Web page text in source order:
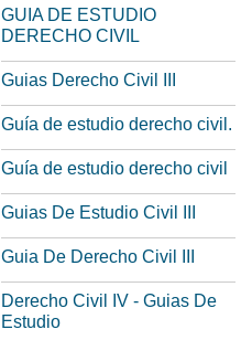
GUIA DE ESTUDIO
DERECHO CIVIL
Guias Derecho Civil III
Guía de estudio derecho civil.
Guía de estudio derecho civil
Guias De Estudio Civil III
Guia De Derecho Civil III
Derecho Civil IV - Guias De
Estudio